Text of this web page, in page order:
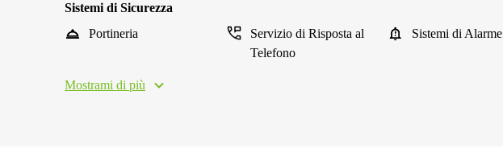
Sistemi di Sicurezza
Portineria
Servizio di Risposta al
Telefono
Sistemi di Alarme
Mostrami di più